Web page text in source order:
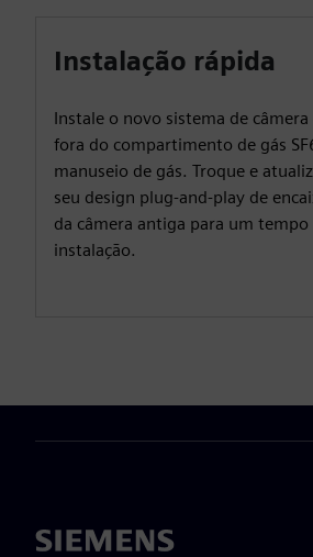
Instalação rápida
Instale o novo sistema de câmera
fora do compartimento de gás
manuseio de gás. Troque e
seu design plug-and-play de
da câmera antiga para um
instalação.